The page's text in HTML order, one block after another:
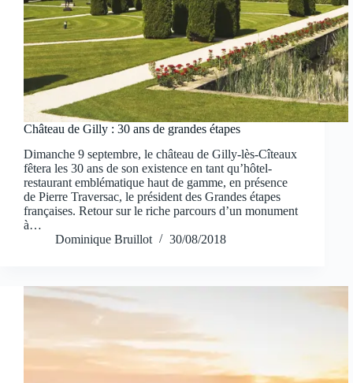
Château de Gilly : 30 ans de grandes étapes
Dimanche 9 septembre, le château de Gilly-lès-Cîteaux
fêtera les 30 ans de son existence en tant qu’hôtel-
restaurant emblématique haut de gamme, en présence
de Pierre Traversac, le président des Grandes étapes
françaises. Retour sur le riche parcours d’un monument
à…
Dominique Bruillot
30/08/2018